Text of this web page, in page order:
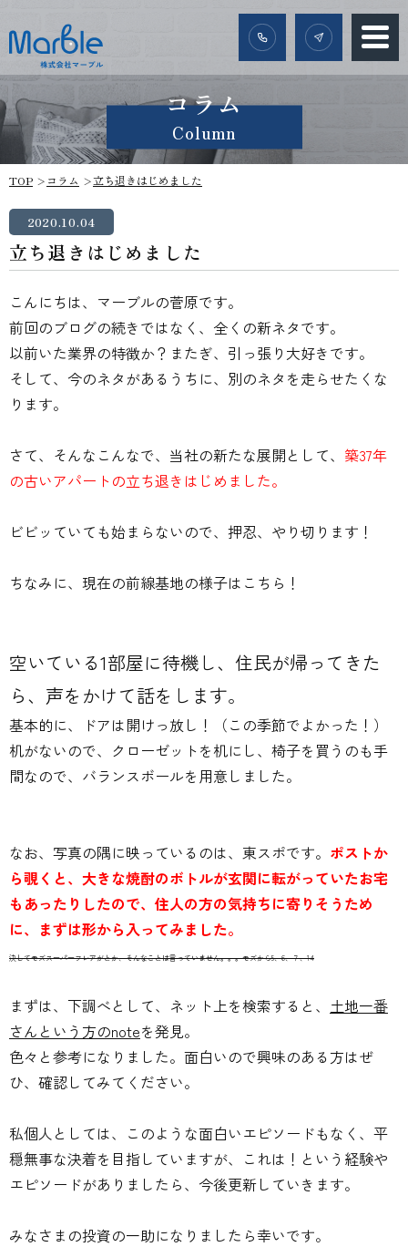
コラム
Column
TOP コラム 立ち退きはじめました
2020.10.04
立ち退きはじめました
こんにちは、マーブルの菅原です。
前回のブログの続きではなく、全くの新ネタです。
以前いた業界の特徴か？またぎ、引っ張り大好きです。
そして、今のネタがあるうちに、別のネタを走らせたくな
ります。
さて、そんなこんなで、当社の新たな展開として、 築37年
の古いアパートの立ち退きはじめました。
ビビッていても始まらないので、押忍、やり切ります！
ちなみに、現在の前線基地の様子はこちら！
空いている1部屋に待機し、住民が帰ってきた
ら、声をかけて話をします。
基本的に、 ドアは開けっ放し！
（この季節でよかった！）
机がないので、クローゼットを机にし、椅子を買うのも手
間なので、バランスボールを用意しました。
なお、写真の隅に映っているのは、東スポです。 ポストか
ら覗くと、大きな焼酎のボトルが玄関に転がっていたお宅
もあったりしたので、住人の方の気持ちに寄りそうため
に、まずは形から入ってみました。
決してモズスーパーフレアがとか、そんなことは言っていません。。。モズから5、6、７、14
まずは、下調べとして、ネット上を検索すると、 土地一番
さんという方のnoteを発見。
色々と参考になりました。面白いので興味のある方はぜ
ひ、確認してみてください。
私個人としては、このような面白いエピソードもなく、平
穏無事な決着を目指していますが、これは！という経験や
エピソードがありましたら、今後更新していきます。
みなさまの投資の一助になりましたら幸いです。